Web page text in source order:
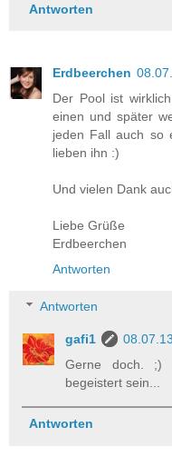
Antworten
Erdbeerchen
Der Pool ist
einen und später
jeden Fall auch so
lieben ihn :)
Und vielen Dank
Liebe Grüße
Erdbeerchen
Antworten
Antworten
gafi1
Gerne doch. ;)
begeistert sein...
Antworten